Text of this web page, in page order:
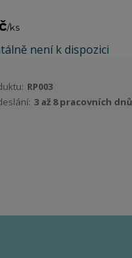
/ks
není k dispozici
RP003
3 až 8 pracovních dnů